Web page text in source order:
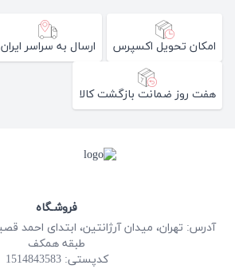
امکان تحویل اکسپرس ارسال به سراسر ایران
هفت روز ضمانت بازگشت کالا
فروشـگاه
طبقه همکف
کدپستی: 1514843583